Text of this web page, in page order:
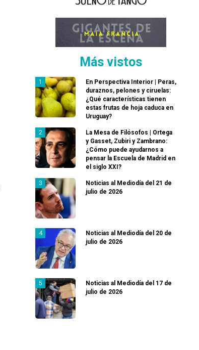
Más vistos
En Perspectiva Interior | Peras,
duraznos, pelones y ciruelas:
¿Qué características tienen
estas frutas de hoja caduca en
Uruguay?
La Mesa de Filósofos | Ortega
y Gasset, Zubiri y Zambrano:
¿Cómo puede ayudarnos a
pensar la Escuela de Madrid en
el siglo XXI?
Noticias al Mediodía del 21 de
julio de 2026
Noticias al Mediodía del 20 de
julio de 2026
Noticias al Mediodía del 17 de
julio de 2026